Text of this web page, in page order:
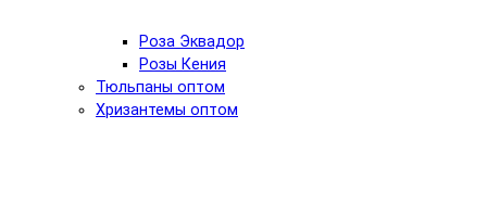
Роза Эквадор
Розы Кения
Тюльпаны оптом
Хризантемы оптом